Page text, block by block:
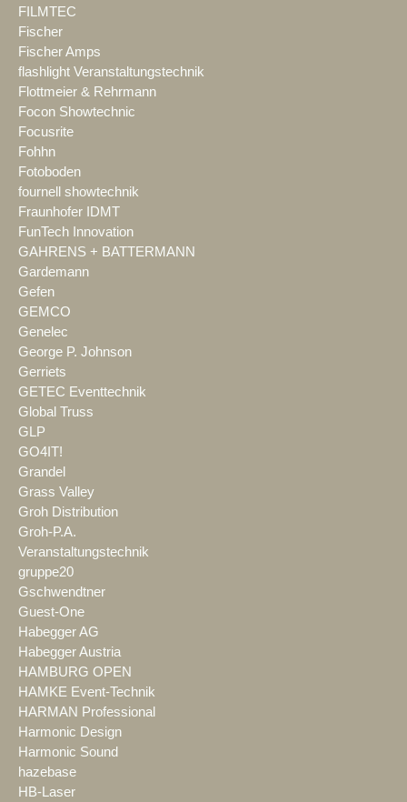
FILMTEC
Fischer
Fischer Amps
flashlight Veranstaltungstechnik
Flottmeier & Rehrmann
Focon Showtechnic
Focusrite
Fohhn
Fotoboden
fournell showtechnik
Fraunhofer IDMT
FunTech Innovation
GAHRENS + BATTERMANN
Gardemann
Gefen
GEMCO
Genelec
George P. Johnson
Gerriets
GETEC Eventtechnik
Global Truss
GLP
GO4IT!
Grandel
Grass Valley
Groh Distribution
Groh-P.A.
Veranstaltungstechnik
gruppe20
Gschwendtner
Guest-One
Habegger AG
Habegger Austria
HAMBURG OPEN
HAMKE Event-Technik
HARMAN Professional
Harmonic Design
Harmonic Sound
hazebase
HB-Laser